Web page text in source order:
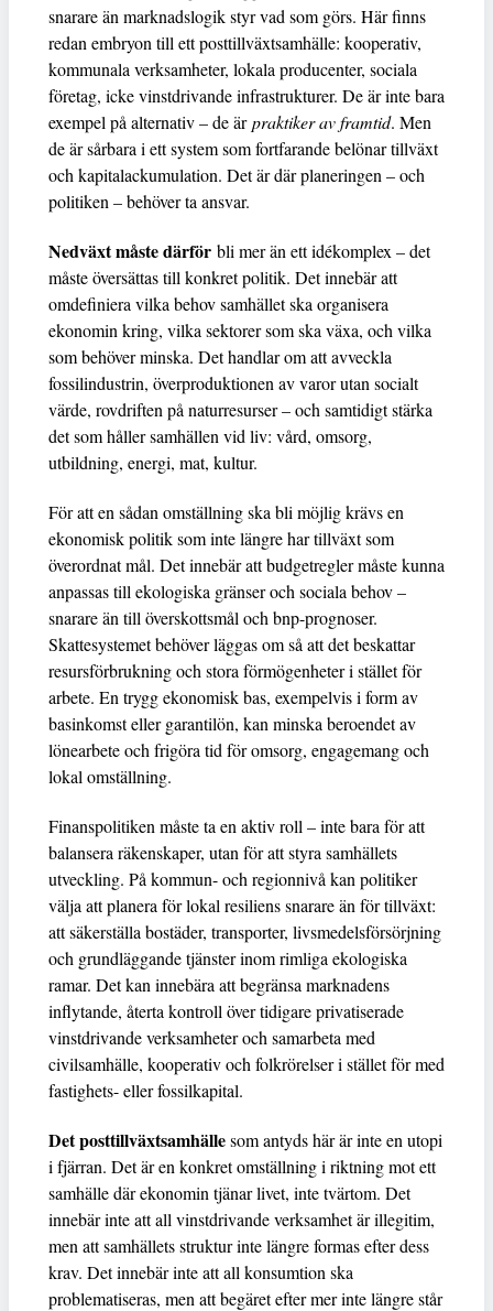
snarare än marknadslogik styr vad som görs. Här finns
redan embryon till ett posttillväxtsamhälle: kooperativ,
kommunala verksamheter, lokala producenter, sociala
företag, icke vinstdrivande infrastrukturer. De är inte bara
exempel på alternativ – de ärpraktiker av framtid. Men
de är sårbara i ett system som fortfarande belönar tillväxt
och kapitalackumulation. Det är där planeringen – och
politiken – behöver ta ansvar.
Nedväxt måste därför bli mer än ett idékomplex – det
måste översättas till konkret politik. Det innebär att
omdefiniera vilka behov samhället ska organisera
ekonomin kring, vilka sektorer som ska växa, och vilka
som behöver minska. Det handlar om att avveckla
fossilindustrin, överproduktionen av varor utan socialt
värde, rovdriften på naturresurser – och samtidigt stärka
det som håller samhällen vid liv: vård, omsorg,
utbildning, energi, mat, kultur.
För att en sådan omställning ska bli möjlig krävs en
ekonomisk politik som inte längre har tillväxt som
överordnat mål. Det innebär att budgetregler måste kunna
anpassas till ekologiska gränser och sociala behov –
snarare än till överskottsmål och bnp-prognoser.
Skattesystemet behöver läggas om så att det beskattar
resursförbrukning och stora förmögenheter i stället för
arbete. En trygg ekonomisk bas, exempelvis i form av
basinkomst eller garantilön, kan minska beroendet av
lönearbete och frigöra tid för omsorg, engagemang och
lokal omställning.
Finanspolitiken måste ta en aktiv roll – inte bara för att
balansera räkenskaper, utan för att styra samhällets
utveckling. På kommun- och regionnivå kan politiker
välja att planera för lokal resiliens snarare än för tillväxt:
att säkerställa bostäder, transporter, livsmedelsförsörjning
och grundläggande tjänster inom rimliga ekologiska
ramar. Det kan innebära att begränsa marknadens
inflytande, återta kontroll över tidigare privatiserade
vinstdrivande verksamheter och samarbeta med
civilsamhälle, kooperativ och folkrörelser i stället för med
fastighets- eller fossilkapital.
Det posttillväxtsamhällesom antyds här är inte en utopi
i fjärran. Det är en konkret omställning i riktning mot ett
samhälle där ekonomin tjänar livet, inte tvärtom. Det
innebär inte att all vinstdrivande verksamhet är illegitim,
men att samhällets struktur inte längre formas efter dess
krav. Det innebär inte att all konsumtion ska
problematiseras, men att begäret efter mer inte längre står